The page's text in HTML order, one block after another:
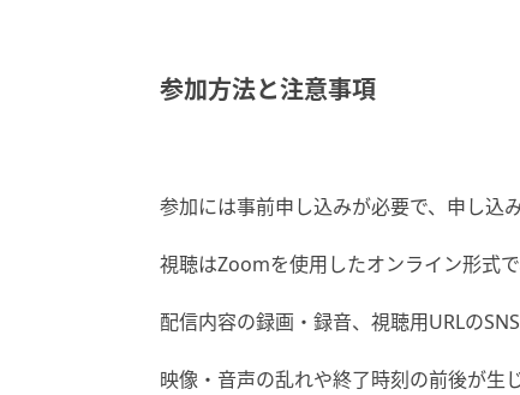
参加方法と注意事項
参加には事前申し込みが必要で、申し込
視聴はZoomを使用したオンライン形式
配信内容の録画・録音、視聴用URLの
映像・音声の乱れや終了時刻の前後が生